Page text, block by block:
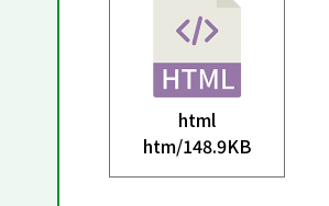
html
htm/148.9KB